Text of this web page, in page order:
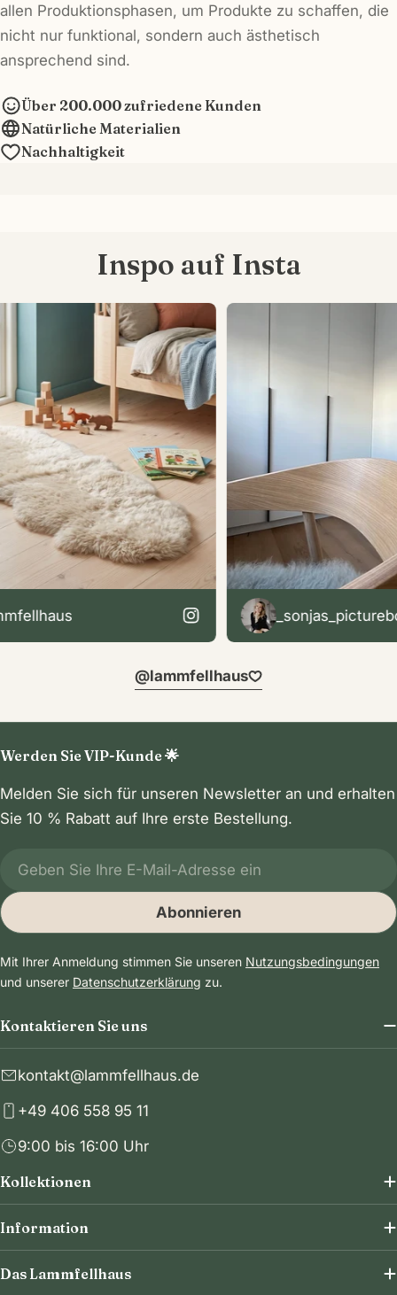
allen Produktionsphasen, um Produkte zu schaffen, die
nicht nur funktional, sondern auch ästhetisch
ansprechend sind.
Über 200.000 zufriedene Kunden
Natürliche Materialien
Nachhaltigkeit
Inspo auf Insta
_sonjas_picturebook
@lammfellhaus
Kontaktieren Sie uns
kontakt@lammfellhaus.de
+49 406 558 95 11
9:00 bis 16:00 Uhr
Kollektionen
Information
Das Lammfellhaus
Werden Sie VIP-Kunde 🌟
Melden Sie sich für unseren Newsletter an und erhalten
Sie 10 % Rabatt auf Ihre erste Bestellung.
Abonnieren
Mit Ihrer Anmeldung stimmen Sie unseren Nutzungsbedingungen
und unserer Datenschutzerklärung zu.